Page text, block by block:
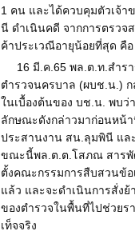
1 คน และได้ควบคุมตัวเจ้
นี ดำเนินคดี จากการตรวจ
ค้าประเวณีอายุน้อยที่สุด คื
16 มี.ค.65 พล.ต.ท.สำ
ตำรวจนครบาล (ผบช.น.) ก
ในเบื้องต้นของ บช.น. พบว่
ลักษณะดังกล่าวมาก่อนหน้
ประสานงาน สน.ลุมพินี แล
ขณะนี้พล.ต.ต.โสภณ สารพั
ตั้งคณะกรรมการสืบสวนข้
แล้ว และจะดำเนินการสั่ง
ของตำรวจในพื้นที่ไปช่วยร
เท็จจริง